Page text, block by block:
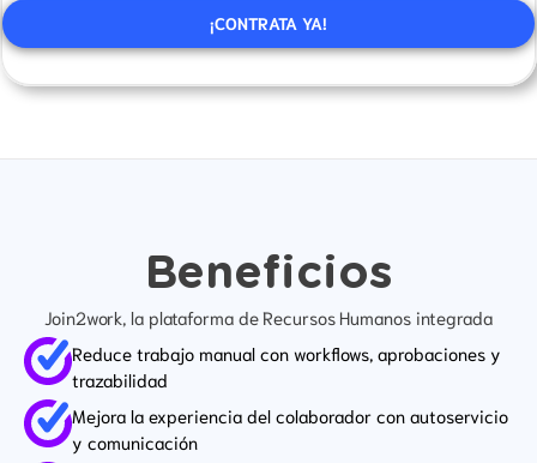
¡CONTRATA YA!
Beneficios
Join2work, la plataforma de Recursos Humanos integrada
Reduce trabajo manual con workflows, aprobaciones y
trazabilidad
Mejora la experiencia del colaborador con autoservicio
y comunicación